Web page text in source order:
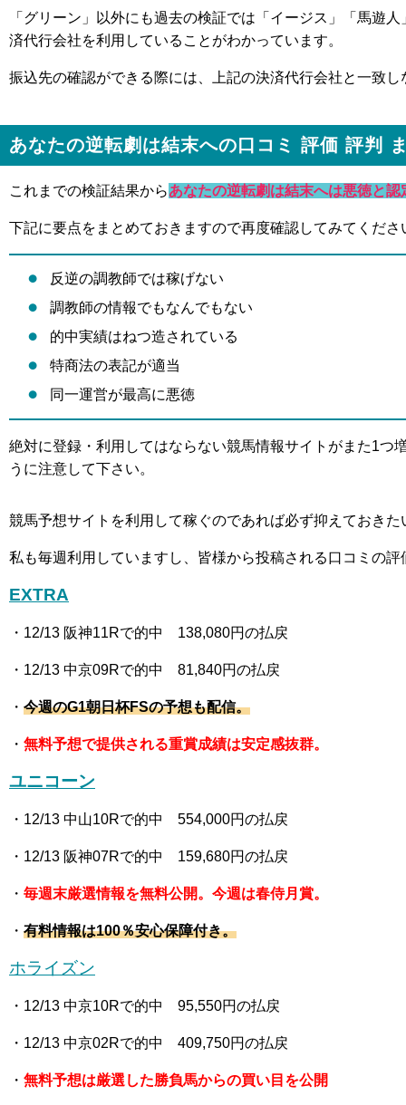
「グリーン」以外にも過去の検証では「イージス」「馬遊
済代行会社を利用していることがわかっています。
振込先の確認ができる際には、上記の決済代行会社と一致
あなたの逆転劇は結末への口コミ 評価 評判
これまでの検証結果からあなたの逆転劇は結末へは悪徳と認
下記に要点をまとめておきますので再度確認してみてくださ
反逆の調教師では稼げない
調教師の情報でもなんでもない
的中実績はねつ造されている
特商法の表記が適当
同一運営が最高に悪徳
絶対に登録・利用してはならない競馬情報サイトがまた1つ
うに注意して下さい。
競馬予想サイトを利用して稼ぐのであれば必ず抑えておき
私も毎週利用していますし、皆様から投稿される口コミの
EXTRA
・12/13 阪神11Rで的中 138,080円の払戻
・12/13 中京09Rで的中 81,840円の払戻
・ 今週のG1朝日杯FSの予想も配信。
・ 無料予想で提供される重賞成績は安定感抜群。
ユニコーン
・12/13 中山10Rで的中 554,000円の払戻
・12/13 阪神07Rで的中 159,680円の払戻
・ 毎週末厳選情報を無料公開。今週は春侍月賞。
・ 有料情報は100％安心保障付き。
ホライズン
・12/13 中京10Rで的中 95,550円の払戻
・12/13 中京02Rで的中 409,750円の払戻
・ 無料予想は厳選した勝負馬からの買い目を公開